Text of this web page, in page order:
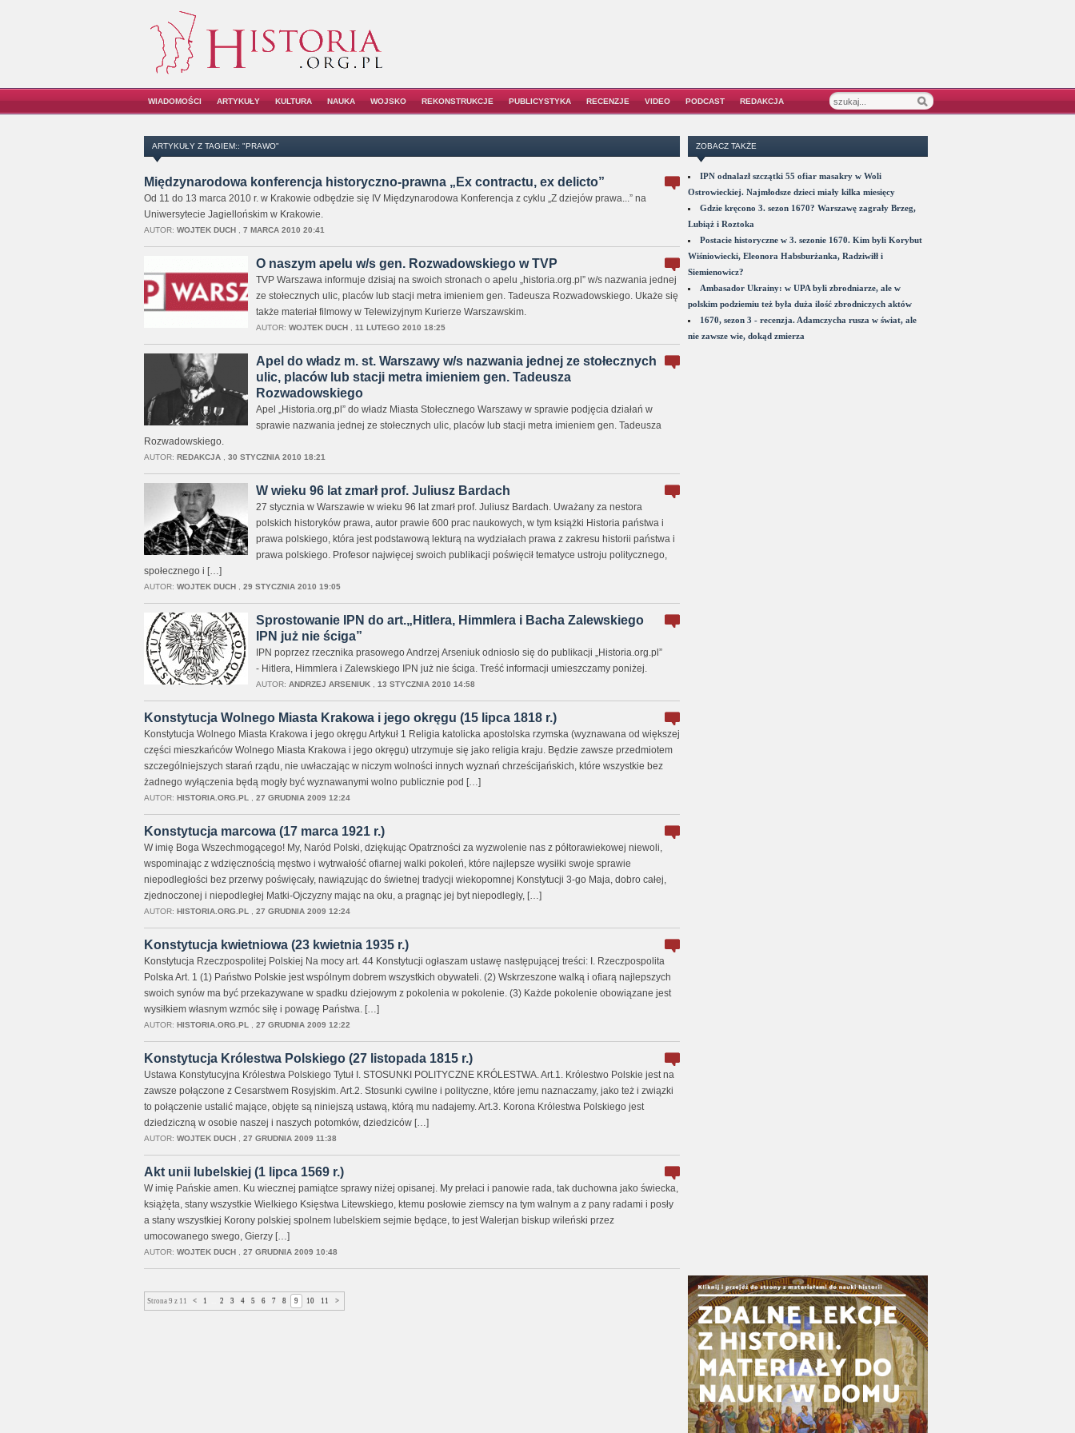
WIADOMOŚCI ARTYKUŁY KULTURA NAUKA WOJSKO REKONSTRUKCJE PUBLICYSTYKA RECENZJE VIDEO PODCAST REDAKCJA
ARTYKUŁY Z TAGIEM:: "PRAWO"
Międzynarodowa konferencja historyczno-prawna „Ex contractu, ex delicto”
Od 11 do 13 marca 2010 r. w Krakowie odbędzie się IV Międzynarodowa Konferencja z cyklu „Z dziejów prawa...” na
Uniwersytecie Jagiellońskim w Krakowie.
AUTOR: WOJTEK DUCH, 7 MARCA 2010 20:41
O naszym apelu w/s gen. Rozwadowskiego w TVP
TVP Warszawa informuje dzisiaj na swoich stronach o apelu „historia.org.pl” w/s nazwania jednej
ze stołecznych ulic, placów lub stacji metra imieniem gen. Tadeusza Rozwadowskiego. Ukaże się
także materiał filmowy w Telewizyjnym Kurierze Warszawskim.
AUTOR: WOJTEK DUCH, 11 LUTEGO 2010 18:25
Apel do władz m. st. Warszawy w/s nazwania jednej ze stołecznych
ulic, placów lub stacji metra imieniem gen. Tadeusza
Rozwadowskiego
Apel „Historia.org,pl” do władz Miasta Stołecznego Warszawy w sprawie podjęcia działań w
sprawie nazwania jednej ze stołecznych ulic, placów lub stacji metra imieniem gen. Tadeusza
Rozwadowskiego.
AUTOR: REDAKCJA, 30 STYCZNIA 2010 18:21
W wieku 96 lat zmarł prof. Juliusz Bardach
27 stycznia w Warszawie w wieku 96 lat zmarł prof. Juliusz Bardach. Uważany za nestora
polskich historyków prawa, autor prawie 600 prac naukowych, w tym książki Historia państwa i
prawa polskiego, która jest podstawową lekturą na wydziałach prawa z zakresu historii państwa i
prawa polskiego. Profesor najwięcej swoich publikacji poświęcił tematyce ustroju politycznego,
społecznego i […]
AUTOR: WOJTEK DUCH, 29 STYCZNIA 2010 19:05
Sprostowanie IPN do art.„Hitlera, Himmlera i Bacha Zalewskiego
IPN już nie ściga”
IPN poprzez rzecznika prasowego Andrzej Arseniuk odniosło się do publikacji „Historia.org.pl”
- Hitlera, Himmlera i Zalewskiego IPN już nie ściga. Treść informacji umieszczamy poniżej.
AUTOR: ANDRZEJ ARSENIUK, 13 STYCZNIA 2010 14:58
Konstytucja Wolnego Miasta Krakowa i jego okręgu (15 lipca 1818 r.)
Konstytucja Wolnego Miasta Krakowa i jego okręgu Artykuł 1 Religia katolicka apostolska rzymska (wyznawana od większej
części mieszkańców Wolnego Miasta Krakowa i jego okręgu) utrzymuje się jako religia kraju. Będzie zawsze przedmiotem
szczególniejszych starań rządu, nie uwłaczając w niczym wolności innych wyznań chrześcijańskich, które wszystkie bez
żadnego wyłączenia będą mogły być wyznawanymi wolno publicznie pod […]
AUTOR: HISTORIA.ORG.PL 27 GRUDNIA 2009 12:24
Konstytucja marcowa (17 marca 1921 r.)
W imię Boga Wszechmogącego! My, Naród Polski, dziękując Opatrzności za wyzwolenie nas z półtorawiekowej niewoli,
wspominając z wdzięcznością męstwo i wytrwałość ofiarnej walki pokoleń, które najlepsze wysiłki swoje sprawie
niepodległości bez przerwy poświęcały, nawiązując do świetnej tradycji wiekopomnej Konstytucji 3-go Maja, dobro całej,
zjednoczonej i niepodległej Matki-Ojczyzny mając na oku, a pragnąc jej byt niepodległy, […]
AUTOR: HISTORIA.ORG.PL 27 GRUDNIA 2009 12:24
Konstytucja kwietniowa (23 kwietnia 1935 r.)
Konstytucja Rzeczpospolitej Polskiej Na mocy art. 44 Konstytucji ogłaszam ustawę następującej treści: I. Rzeczpospolita
Polska Art. 1 (1) Państwo Polskie jest wspólnym dobrem wszystkich obywateli. (2) Wskrzeszone walką i ofiarą najlepszych
swoich synów ma być przekazywane w spadku dziejowym z pokolenia w pokolenie. (3) Każde pokolenie obowiązane jest
wysiłkiem własnym wzmóc siłę i powagę Państwa. […]
AUTOR: HISTORIA.ORG.PL 27 GRUDNIA 2009 12:22
Konstytucja Królestwa Polskiego (27 listopada 1815 r.)
Ustawa Konstytucyjna Królestwa Polskiego Tytuł I. STOSUNKI POLITYCZNE KRÓLESTWA. Art.1. Królestwo Polskie jest na
zawsze połączone z Cesarstwem Rosyjskim. Art.2. Stosunki cywilne i polityczne, które jemu naznaczamy, jako też i związki
to połączenie ustalić mające, objęte są niniejszą ustawą, którą mu nadajemy. Art.3. Korona Królestwa Polskiego jest
dziedziczną w osobie naszej i naszych potomków, dziedziców […]
AUTOR: WOJTEK DUCH, 27 GRUDNIA 2009 11:38
Akt unii lubelskiej (1 lipca 1569 r.)
W imię Pańskie amen. Ku wiecznej pamiątce sprawy niżej opisanej. My prełaci i panowie rada, tak duchowna jako świecka,
książęta, stany wszystkie Wielkiego Księstwa Litewskiego, ktemu posłowie ziemscy na tym walnym a z pany radami i posły
a stany wszystkiej Korony polskiej spolnem lubelskiem sejmie będące, to jest Walerjan biskup wileński przez
umocowanego swego, Gierzy […]
AUTOR: WOJTEK DUCH, 27 GRUDNIA 2009 10:48
Strona 9 z 11 < 1 2 3 4 5 6 7 8 9 10 11 >
ZOBACZ TAKŻE
IPN odnalazł szczątki 55 ofiar masakry w Woli
Ostrowieckiej. Najmłodsze dzieci miały kilka miesięcy
Gdzie kręcono 3. sezon 1670? Warszawę zagrały Brzeg,
Lubiąż i Roztoka
Postacie historyczne w 3. sezonie 1670. Kim byli Korybut
Wiśniowiecki, Eleonora Habsburżanka, Radziwiłł i
Siemienowicz?
Ambasador Ukrainy: w UPA byli zbrodniarze, ale w
polskim podziemiu też była duża ilość zbrodniczych aktów
1670, sezon 3 - recenzja. Adamczycha rusza w świat, ale
nie zawsze wie, dokąd zmierza